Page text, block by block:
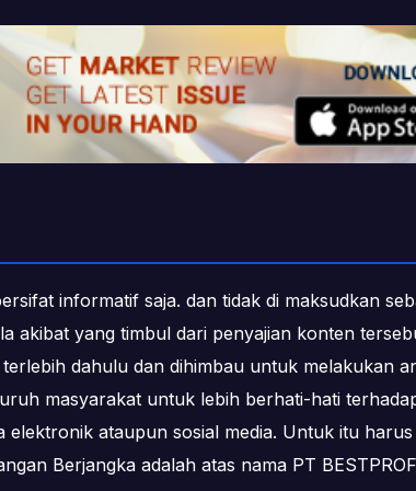
informatif saja. dan tidak di maksudkan
akibat yang timbul dari penyajian konten
dahulu dan dihimbau untuk melakukan
masyarakat untuk lebih berhati-hati
elektronik ataupun sosial media. Untuk itu
Berjangka adalah atas nama PT